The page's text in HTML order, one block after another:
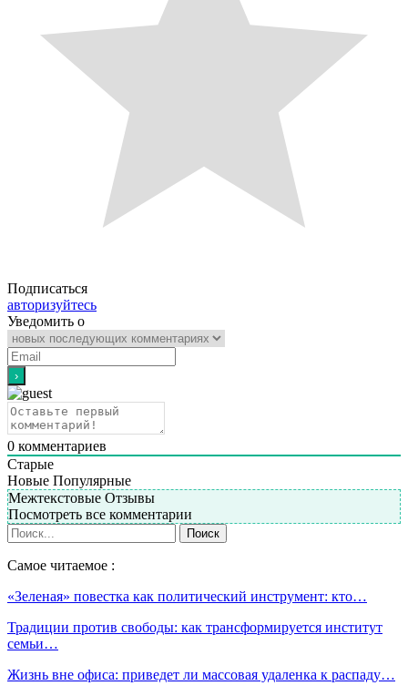
Подписаться
авторизуйтесь
Уведомить о
0 комментариев
Старые
Новые Популярные
Межтекстовые Отзывы
Посмотреть все комментарии
Самое читаемое :
«Зеленая» повестка как политический инструмент: кто…
Традиции против свободы: как трансформируется институт
семьи…
Жизнь вне офиса: приведет ли массовая удаленка к распаду…